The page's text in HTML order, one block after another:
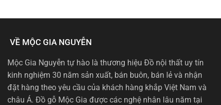
VỀ MỘC GIA NGUYỄN
Mộc Gia Nguyễn tự hào là thương hiệu Đồ nội thất uy tín
kinh nghiệm 30 năm sản xuất, bán buôn, bán lẻ và nhận
đặt hàng theo yêu cầu của khách hàng khắp Việt Nam và
châu Á. Đồ gỗ Mộc Gia được các nghệ nhân lâu năm tại